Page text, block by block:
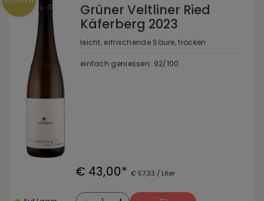
Grüner Veltliner Ried
Käferberg 2023
leicht, erfrischende Säure, trocken
einfach geniessen: 92/100
€ 43,00* € 57,33 / Liter